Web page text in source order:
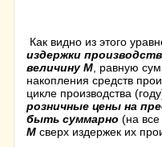
Как видно из этого
издержки
величину М , равную
накопления средств
цикле производства
розничные цены на
быть суммарно (на
М сверх издержек их